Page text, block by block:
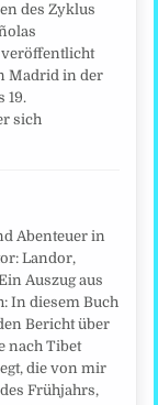
des Zyklus
Madrid in der
19.
sich
Abenteuer in
Landor,
Auszug aus
In diesem Buch
Bericht über
nach Tibet
die von mir
Frühjahrs,